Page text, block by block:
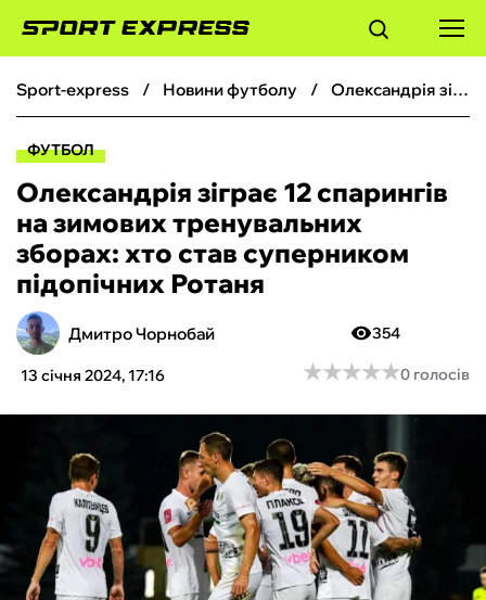
ФУТБОЛ
БОКС
ХОКЕЙ
ТЕНІС
КІБЕРСПОРТ
ЧС-2026
ФУТЗАЛ
ІНШІ
sport-express новини футболу Олександрія зіграє 12 спарингів на зимових тренувальних зборах: хто став суперником підопічних Ротаня
ФУТБОЛ
Олександрія зіграє 12 спарингів
на зимових тренувальних
зборах: хто став суперником
підопічних Ротаня
Дмитро Чорнобай
13 січня 2024, 17:16
354
★★★★★
★★★★★0 голосів